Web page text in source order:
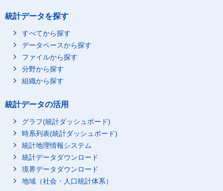
統計データを探す
すべてから探す
データベースから探す
ファイルから探す
分野から探す
組織から探す
統計データの活用
グラフ(統計ダッシュボード)
時系列表(統計ダッシュボード)
統計地理情報システム
統計データダウンロード
境界データダウンロード
地域（社会・人口統計体系）